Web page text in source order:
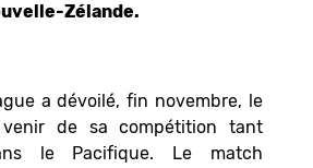
Zélande.
a dévoilé, fin novembre, le
de sa compétition tant
le Pacifique. Le match